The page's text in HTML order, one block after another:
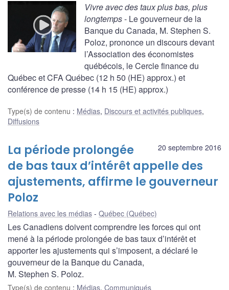
Vivre avec des taux plus bas, plus
longtemps- Le gouverneur de la
Banque du Canada, M. Stephen S.
Poloz, prononce un discours devant
l’Association des économistes
québécois, le Cercle finance du
Québec et CFA Québec (12 h 50 (HE) approx.) et
conférence de presse (14 h 15 (HE) approx.)
Type(s) de contenu : Médias, Discours et activités publiques,
Diffusions
20 septembre 2016
La période prolongée
de bas taux d’intérêt appelle des
ajustements, affirme le gouverneur
Poloz
Relations avec les médias Québec (Québec)
Les Canadiens doivent comprendre les forces qui ont
mené à la période prolongée de bas taux d’intérêt et
apporter les ajustements qui s’imposent, a déclaré le
gouverneur de la Banque du Canada,
M. Stephen S. Poloz.
Type(s) de contenu : Médias, Communiqués